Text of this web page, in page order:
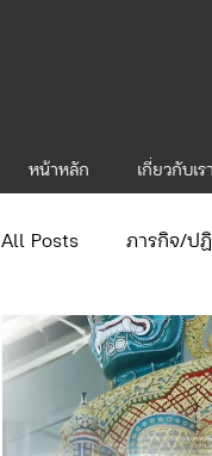
หน้าหลัก เกี่ยวกับเรา
All Posts ภารกิจ/ป
ข่าวประกาศและคำ
จัดซื้อจัดจ้าง/แผน/